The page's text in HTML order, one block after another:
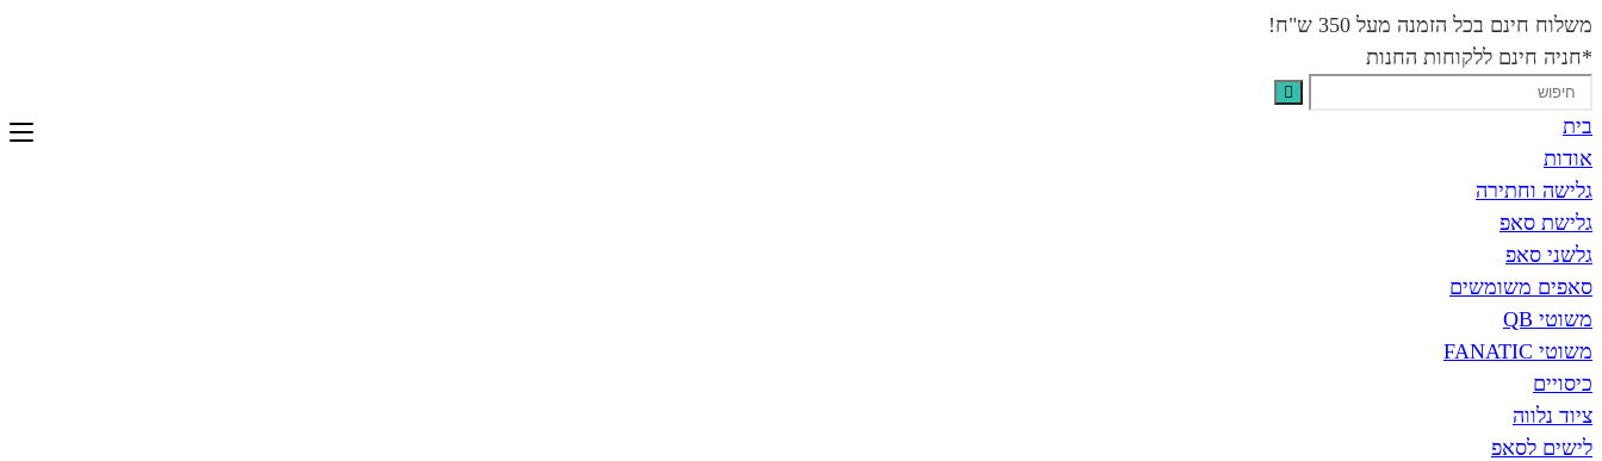
משלוח חינם בכל הזמנה מעל 350 ש"ח!
*חניה חינם ללקוחות החנות
בית
אודות
גלישה וחתירה
גלישת סאפ
גלשני סאפ
סאפים משומשים
משוטי QB
משוטי FANATIC
כיסויים
ציוד נלווה
לישים לסאפ